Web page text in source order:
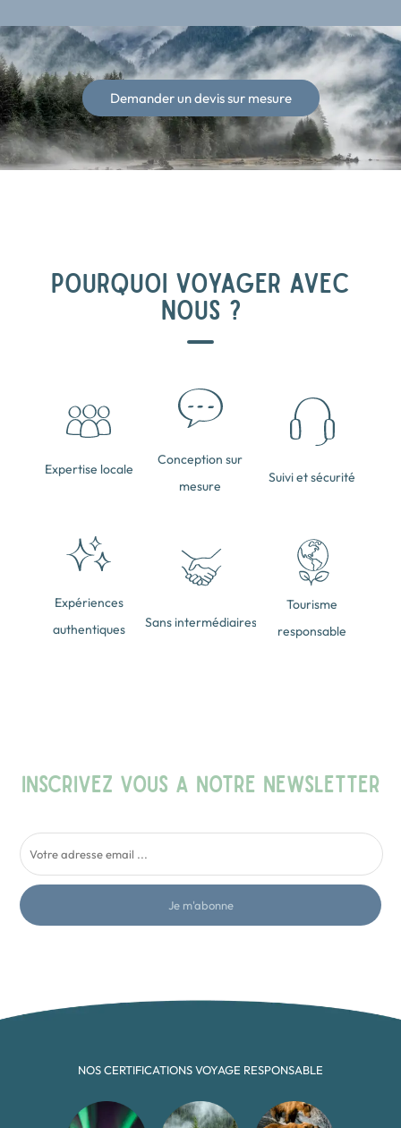
Demander un devis sur mesure
POURQUOI VOYAGER AVEC
NOUS ?
Expertise locale
Conception sur
mesure
Suivi et sécurité
Expériences
authentiques
Sans intermédiaires
Tourisme
responsable
INSCRIVEZ VOUS A NOTRE NEWSLETTER
Je m'abonne
NOS CERTIFICATIONS VOYAGE RESPONSABLE